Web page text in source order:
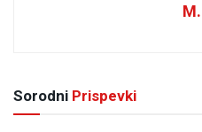
Sorodni Prispevki